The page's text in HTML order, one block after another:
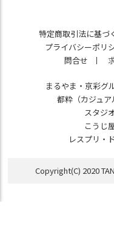
特定商取引法に基づ
プライバシーポリ
問合せ
まるやま・京彩グ
都粋（カジュア
スタジ
こうじ
レスプリ・
Copyright(C) 2020